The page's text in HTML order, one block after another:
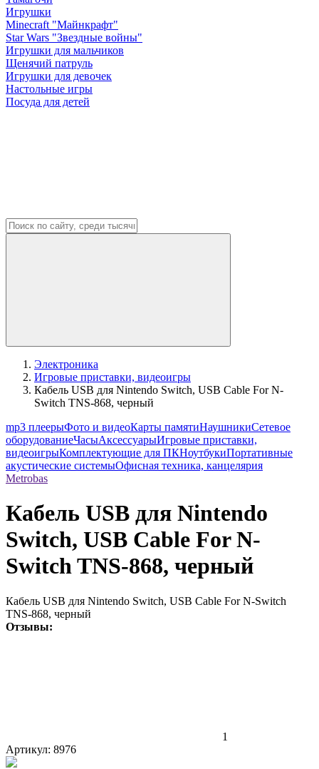
Игрушки
Minecraft "Майнкрафт"
Star Wars "Звездные войны"
Игрушки для мальчиков
Щенячий патруль
Игрушки для девочек
Настольные игры
Посуда для детей
Электроника
Игровые приставки, видеоигры
Кабель USB для Nintendo Switch, USB Cable For N-
Switch TNS-868, черный
mp3 плеерыФото и видеоКарты памятиНаушникиСетевое
оборудованиеЧасыАксессуарыИгровые приставки,
видеоигрыКомплектующие для ПКНоутбукиПортативные
акустические системыОфисная техника, канцелярия
Metrobas
Кабель USB для Nintendo
Switch, USB Cable For N-
Switch TNS-868, черный
Кабель USB для Nintendo Switch, USB Cable For N-Switch
TNS-868, черный
Отзывы:
1
Артикул: 8976